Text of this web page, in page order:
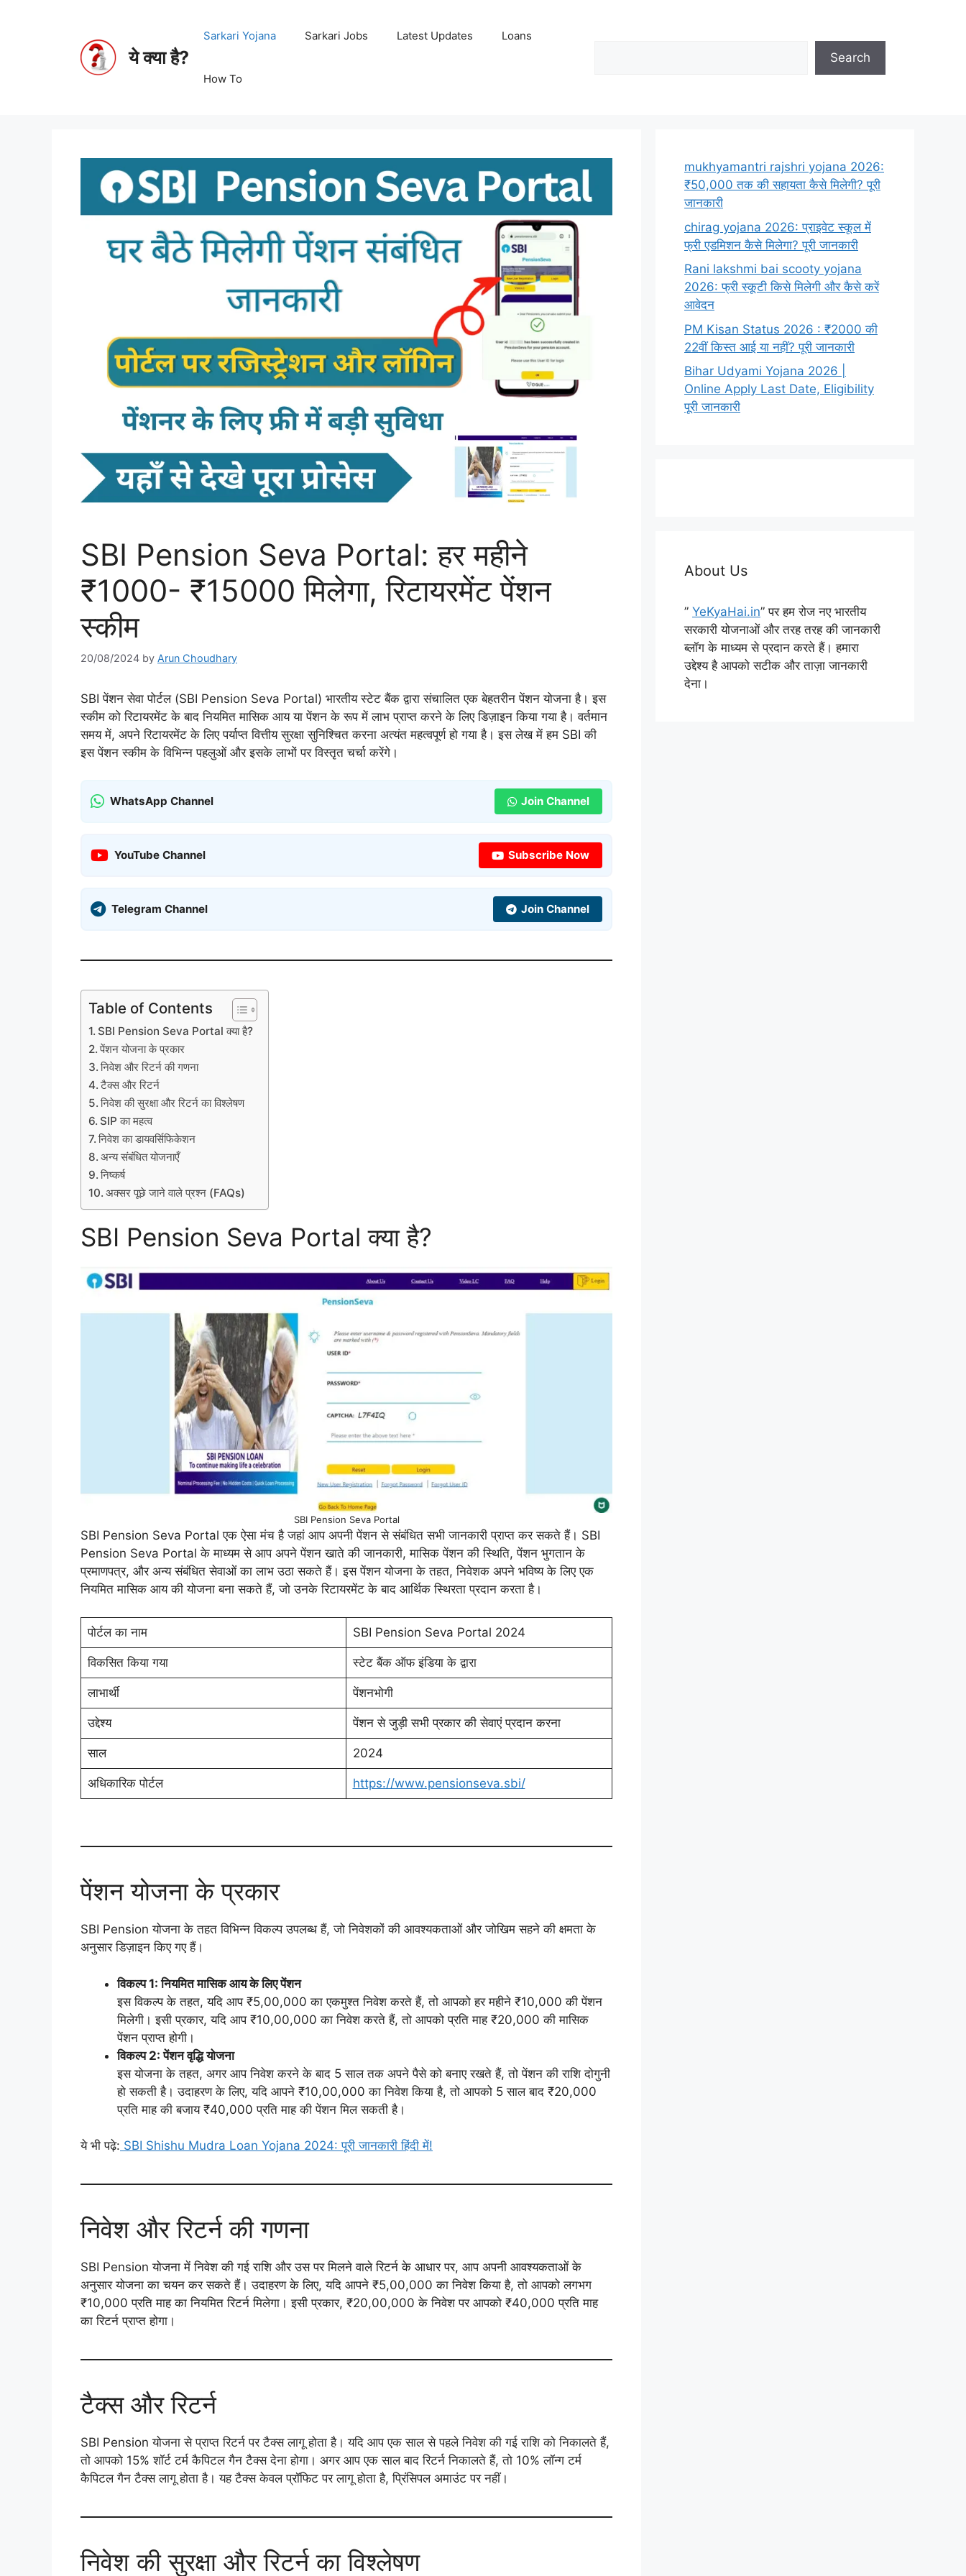
ये क्या है?
Sarkari Yojana Sarkari Jobs Latest Updates Loans
How To
Search
SBI Pension Seva Portal: हर महीने
₹1000- ₹15000 मिलेगा, रिटायरमेंट पेंशन
स्कीम
20/08/2024 by Arun Choudhary
SBI पेंशन सेवा पोर्टल (SBI Pension Seva Portal) भारतीय स्टेट बैंक द्वारा संचालित एक बेहतरीन पेंशन योजना है। इस
स्कीम को रिटायरमेंट के बाद नियमित मासिक आय या पेंशन के रूप में लाभ प्राप्त करने के लिए डिज़ाइन किया गया है। वर्तमान
समय में, अपने रिटायरमेंट के लिए पर्याप्त वित्तीय सुरक्षा सुनिश्चित करना अत्यंत महत्वपूर्ण हो गया है। इस लेख में हम SBI की
इस पेंशन स्कीम के विभिन्न पहलुओं और इसके लाभों पर विस्तृत चर्चा करेंगे।
WhatsApp Channel Join Channel
YouTube Channel Subscribe Now
Telegram Channel Join Channel
Table of Contents
SBI Pension Seva Portal क्या है?
पेंशन योजना के प्रकार
निवेश और रिटर्न की गणना
टैक्स और रिटर्न
निवेश की सुरक्षा और रिटर्न का विश्लेषण
SIP का महत्व
निवेश का डायवर्सिफिकेशन
अन्य संबंधित योजनाएँ
निष्कर्ष
अक्सर पूछे जाने वाले प्रश्न (FAQs)
SBI Pension Seva Portal क्या है?
SBI Pension Seva Portal
SBI Pension Seva Portal एक ऐसा मंच है जहां आप अपनी पेंशन से संबंधित सभी जानकारी प्राप्त कर सकते हैं। SBI
Pension Seva Portal के माध्यम से आप अपने पेंशन खाते की जानकारी, मासिक पेंशन की स्थिति, पेंशन भुगतान के
प्रमाणपत्र, और अन्य संबंधित सेवाओं का लाभ उठा सकते हैं। इस पेंशन योजना के तहत, निवेशक अपने भविष्य के लिए एक
नियमित मासिक आय की योजना बना सकते हैं, जो उनके रिटायरमेंट के बाद आर्थिक स्थिरता प्रदान करता है।
पोर्टल का नाम SBI Pension Seva Portal 2024
विकसित किया गया स्टेट बैंक ऑफ इंडिया के द्वारा
लाभार्थी पेंशनभोगी
उद्देश्य पेंशन से जुड़ी सभी प्रकार की सेवाएं प्रदान करना
साल 2024
अधिकारिक पोर्टल https://www.pensionseva.sbi/
पेंशन योजना के प्रकार
SBI Pension योजना के तहत विभिन्न विकल्प उपलब्ध हैं, जो निवेशकों की आवश्यकताओं और जोखिम सहने की क्षमता के
अनुसार डिज़ाइन किए गए हैं।
विकल्प 1: नियमित मासिक आय के लिए पेंशन
इस विकल्प के तहत, यदि आप ₹5,00,000 का एकमुश्त निवेश करते हैं, तो आपको हर महीने ₹10,000 की पेंशन
मिलेगी। इसी प्रकार, यदि आप ₹10,00,000 का निवेश करते हैं, तो आपको प्रति माह ₹20,000 की मासिक
पेंशन प्राप्त होगी।
विकल्प 2: पेंशन वृद्धि योजना
इस योजना के तहत, अगर आप निवेश करने के बाद 5 साल तक अपने पैसे को बनाए रखते हैं, तो पेंशन की राशि दोगुनी
हो सकती है। उदाहरण के लिए, यदि आपने ₹10,00,000 का निवेश किया है, तो आपको 5 साल बाद ₹20,000
प्रति माह की बजाय ₹40,000 प्रति माह की पेंशन मिल सकती है।
ये भी पढ़े: SBI Shishu Mudra Loan Yojana 2024: पूरी जानकारी हिंदी में!
निवेश और रिटर्न की गणना
SBI Pension योजना में निवेश की गई राशि और उस पर मिलने वाले रिटर्न के आधार पर, आप अपनी आवश्यकताओं के
अनुसार योजना का चयन कर सकते हैं। उदाहरण के लिए, यदि आपने ₹5,00,000 का निवेश किया है, तो आपको लगभग
₹10,000 प्रति माह का नियमित रिटर्न मिलेगा। इसी प्रकार, ₹20,00,000 के निवेश पर आपको ₹40,000 प्रति माह
का रिटर्न प्राप्त होगा।
टैक्स और रिटर्न
SBI Pension योजना से प्राप्त रिटर्न पर टैक्स लागू होता है। यदि आप एक साल से पहले निवेश की गई राशि को निकालते हैं,
तो आपको 15% शॉर्ट टर्म कैपिटल गैन टैक्स देना होगा। अगर आप एक साल बाद रिटर्न निकालते हैं, तो 10% लॉन्ग टर्म
कैपिटल गैन टैक्स लागू होता है। यह टैक्स केवल प्रॉफिट पर लागू होता है, प्रिंसिपल अमाउंट पर नहीं।
निवेश की सुरक्षा और रिटर्न का विश्लेषण
mukhyamantri rajshri yojana 2026:
₹50,000 तक की सहायता कैसे मिलेगी? पूरी
जानकारी
chirag yojana 2026: प्राइवेट स्कूल में
फ्री एडमिशन कैसे मिलेगा? पूरी जानकारी
Rani lakshmi bai scooty yojana
2026: फ्री स्कूटी किसे मिलेगी और कैसे करें
आवेदन
PM Kisan Status 2026 : ₹2000 की
22वीं किस्त आई या नहीं? पूरी जानकारी
Bihar Udyami Yojana 2026 |
Online Apply Last Date, Eligibility
पूरी जानकारी
About Us
” YeKyaHai.in” पर हम रोज नए भारतीय
सरकारी योजनाओं और तरह तरह की जानकारी
ब्लॉग के माध्यम से प्रदान करते हैं। हमारा
उद्देश्य है आपको सटीक और ताज़ा जानकारी
देना।